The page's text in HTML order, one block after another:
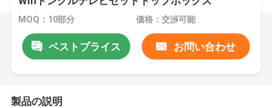
MOQ：10部分 価格：交渉可能
ベストプライス お問い合わせ
製品の説明